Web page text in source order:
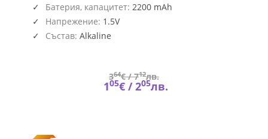
Батерия, капацитет: 2200 mAh
Напрежение: 1.5V
Състав: Alkaline
364€ /712лв.
105€ /205лв.